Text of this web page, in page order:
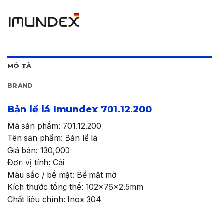
MÔ TẢ
BRAND
Bản lề lá Imundex 701.12.200
Mã sản phẩm: 701.12.200
Tên sản phẩm: Bản lề lá
Giá bán: 130,000
Đơn vị tính: Cái
Màu sắc / bề mặt: Bề mặt mờ
Kích thước tổng thể: 102x76x2.5mm
Chất liệu chính: Inox 304